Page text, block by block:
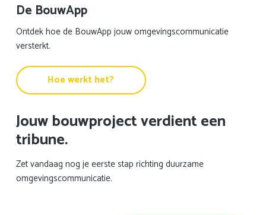
De BouwApp
Ontdek hoe de BouwApp jouw omgevingscommunicatie
versterkt.
Hoe werkt het?
Jouw bouwproject verdient een
tribune.
Zet vandaag nog je eerste stap richting duurzame
omgevingscommunicatie.